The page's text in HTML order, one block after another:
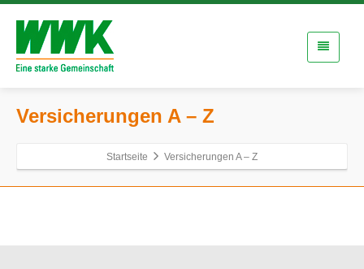
Versicherungen A – Z
Startseite Versicherungen A – Z